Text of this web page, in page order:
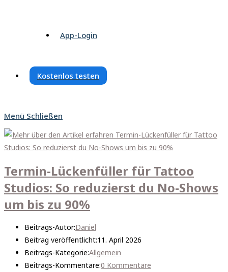
App-Login
Kostenlos testen
Menü Schließen
Termin-Lückenfüller für Tattoo
Studios: So reduzierst du No-Shows
um bis zu 90%
Beitrags-Autor:Daniel
Beitrag veröffentlicht:11. April 2026
Beitrags-Kategorie:Allgemein
Beitrags-Kommentare:0 Kommentare